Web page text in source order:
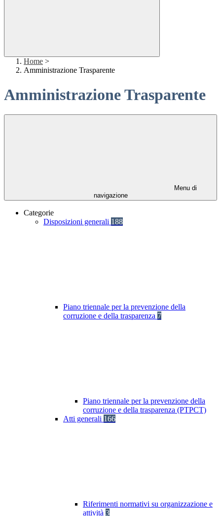
Home >
Amministrazione Trasparente
Amministrazione Trasparente
Menu di
navigazione
Categorie
Disposizioni generali 188
Piano triennale per la prevenzione della
corruzione e della trasparenza 7
Piano triennale per la prevenzione della
corruzione e della trasparenza (PTPCT)
Atti generali 166
Riferimenti normativi su organizzazione e
attività 3